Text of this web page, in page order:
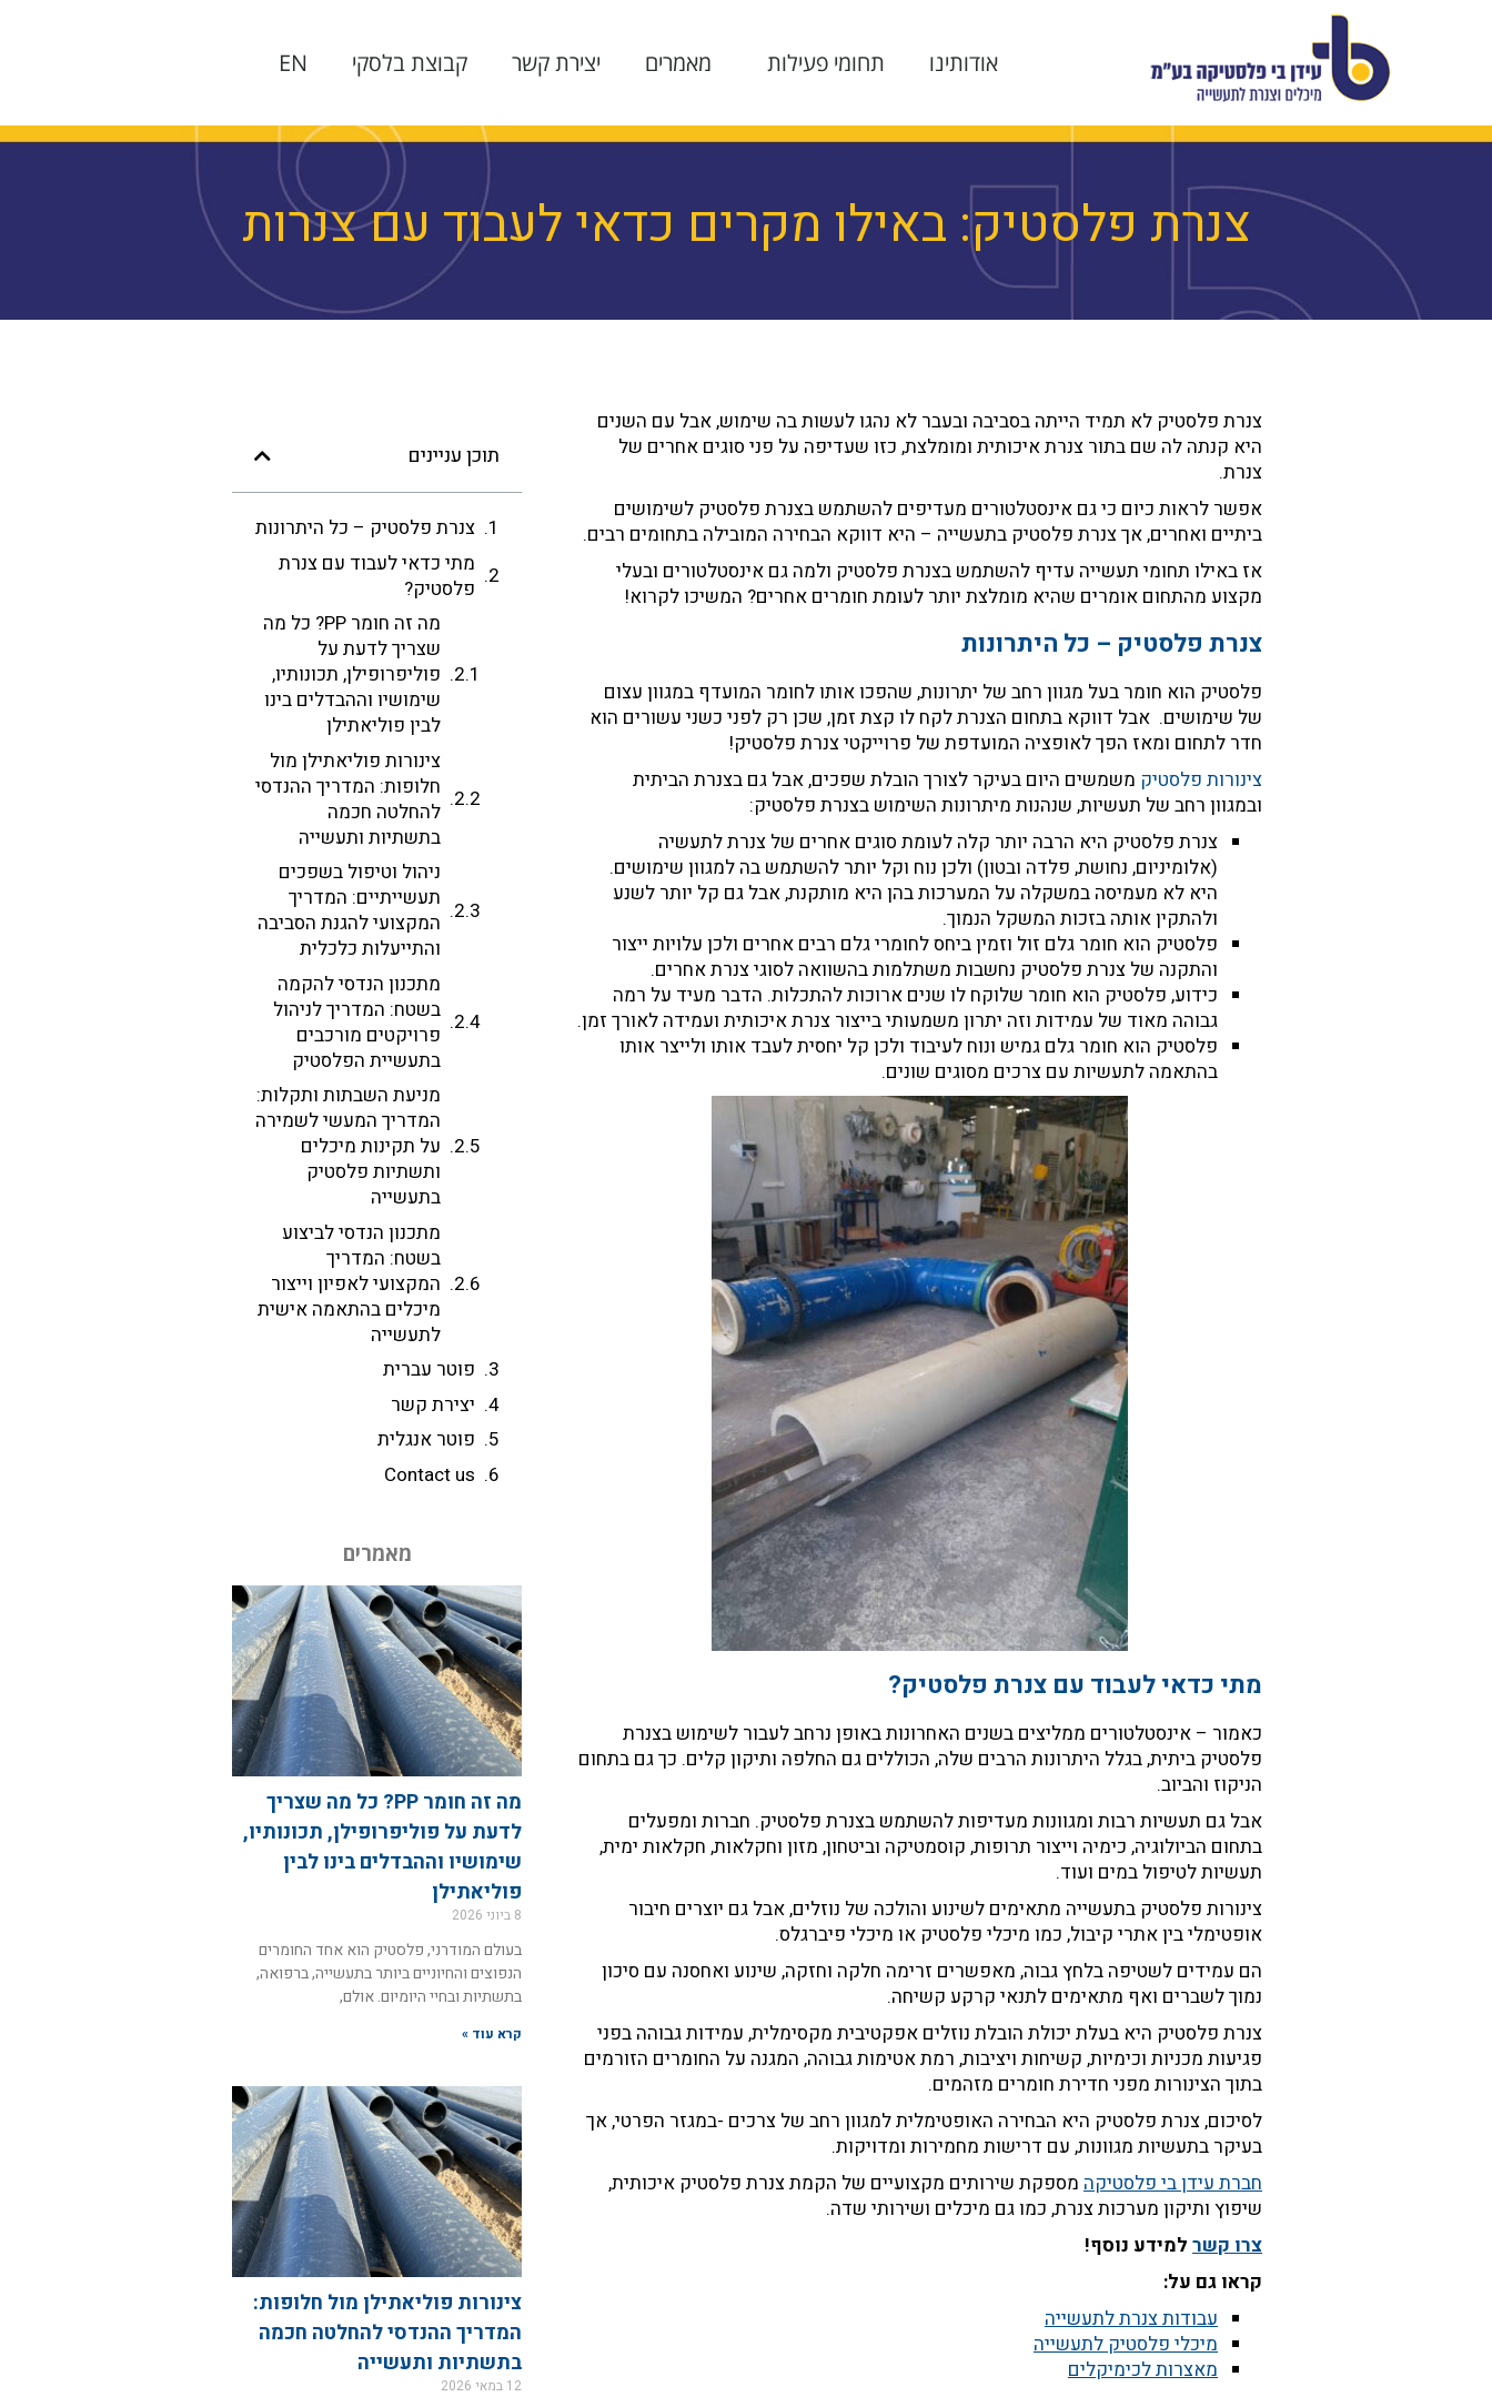
אודותינו תחומי פעילות מאמרים יצירת קשר קבוצת בלסקי EN
צנרת פלסטיק: באילו מקרים כדאי לעבוד עם צנרות
פלסטיק?
צנרת פלסטיק לא תמיד הייתה בסביבה ובעבר לא נהגו לעשות בה שימוש, אבל עם השנים
היא קנתה לה שם בתור צנרת איכותית ומומלצת, כזו שעדיפה על פני סוגים אחרים של
צנרת.
אפשר לראות כיום כי גם אינסטלטורים מעדיפים להשתמש בצנרת פלסטיק לשימושים
ביתיים ואחרים, אך צנרת פלסטיק בתעשייה – היא דווקא הבחירה המובילה בתחומים רבים.
אז באילו תחומי תעשייה עדיף להשתמש בצנרת פלסטיק ולמה גם אינסטלטורים ובעלי
מקצוע מהתחום אומרים שהיא מומלצת יותר לעומת חומרים אחרים? המשיכו לקרוא!
צנרת פלסטיק – כל היתרונות
פלסטיק הוא חומר בעל מגוון רחב של יתרונות, שהפכו אותו לחומר המועדף במגוון עצום
של שימושים. אבל דווקא בתחום הצנרת לקח לו קצת זמן, שכן רק לפני כשני עשורים הוא
חדר לתחום ומאז הפך לאופציה המועדפת של פרוייקטי צנרת פלסטיק!
צינורות פלסטיק משמשים היום בעיקר לצורך הובלת שפכים, אבל גם בצנרת הביתית
ובמגוון רחב של תעשיות, שנהנות מיתרונות השימוש בצנרת פלסטיק:
צנרת פלסטיק היא הרבה יותר קלה לעומת סוגים אחרים של צנרת לתעשיה
(אלומיניום, נחושת, פלדה ובטון) ולכן נוח וקל יותר להשתמש בה למגוון שימושים.
היא לא מעמיסה במשקלה על המערכות בהן היא מותקנת, אבל גם קל יותר לשנע
ולהתקין אותה בזכות המשקל הנמוך.
פלסטיק הוא חומר גלם זול וזמין ביחס לחומרי גלם רבים אחרים ולכן עלויות ייצור
והתקנה של צנרת פלסטיק נחשבות משתלמות בהשוואה לסוגי צנרת אחרים.
כידוע, פלסטיק הוא חומר שלוקח לו שנים ארוכות להתכלות. הדבר מעיד על רמה
גבוהה מאוד של עמידות וזה יתרון משמעותי בייצור צנרת איכותית ועמידה לאורך זמן.
פלסטיק הוא חומר גלם גמיש ונוח לעיבוד ולכן קל יחסית לעבד אותו ולייצר אותו
בהתאמה לתעשיות עם צרכים מסוגים שונים.
מתי כדאי לעבוד עם צנרת פלסטיק?
כאמור – אינסטלטורים ממליצים בשנים האחרונות באופן נרחב לעבור לשימוש בצנרת
פלסטיק ביתית, בגלל היתרונות הרבים שלה, הכוללים גם החלפה ותיקון קלים. כך גם בתחום
הניקוז והביוב.
אבל גם תעשיות רבות ומגוונות מעדיפות להשתמש בצנרת פלסטיק. חברות ומפעלים
בתחום הביולוגיה, כימיה וייצור תרופות, קוסמטיקה וביטחון, מזון וחקלאות, חקלאות ימית,
תעשיות לטיפול במים ועוד.
צינורות פלסטיק בתעשייה מתאימים לשינוע והולכה של נוזלים, אבל גם יוצרים חיבור
אופטימלי בין אתרי קיבול, כמו מיכלי פלסטיק או מיכלי פיברגלס.
הם עמידים לשטיפה בלחץ גבוה, מאפשרים זרימה חלקה וחזקה, שינוע ואחסנה עם סיכון
נמוך לשברים ואף מתאימים לתנאי קרקע קשיחה.
צנרת פלסטיק היא בעלת יכולת הובלת נוזלים אפקטיבית מקסימלית, עמידות גבוהה בפני
פגיעות מכניות וכימיות, קשיחות ויציבות, רמת אטימות גבוהה, המגנה על החומרים הזורמים
בתוך הצינורות מפני חדירת חומרים מזהמים.
לסיכום, צנרת פלסטיק היא הבחירה האופטימלית למגוון רחב של צרכים -במגזר הפרטי, אך
בעיקר בתעשיות מגוונות, עם דרישות מחמירות ומדויקות.
חברת עידן בי פלסטיקה מספקת שירותים מקצועיים של הקמת צנרת פלסטיק איכותית,
שיפוץ ותיקון מערכות צנרת, כמו גם מיכלים ושירותי שדה.
צרו קשר למידע נוסף!
קראו גם על:
עבודות צנרת לתעשייה
מיכלי פלסטיק לתעשייה
מאצרות לכימיקלים
תוכן עניינים
צנרת פלסטיק – כל היתרונות
מתי כדאי לעבוד עם צנרת
פלסטיק?
מה זה חומר PP? כל מה
שצריך לדעת על
פוליפרופילן, תכונותיו,
שימושיו וההבדלים בינו
לבין פוליאתילן
צינורות פוליאתילן מול
חלופות: המדריך ההנדסי
להחלטה חכמה
בתשתיות ותעשייה
ניהול וטיפול בשפכים
תעשייתיים: המדריך
המקצועי להגנת הסביבה
והתייעלות כלכלית
מתכנון הנדסי להקמה
בשטח: המדריך לניהול
פרויקטים מורכבים
בתעשיית הפלסטיק
מניעת השבתות ותקלות:
המדריך המעשי לשמירה
על תקינות מיכלים
ותשתיות פלסטיק
בתעשייה
מתכנון הנדסי לביצוע
בשטח: המדריך
המקצועי לאפיון וייצור
מיכלים בהתאמה אישית
לתעשייה
פוטר עברית
יצירת קשר
פוטר אנגלית
Contact us
מאמרים
מה זה חומר PP? כל מה שצריך
לדעת על פוליפרופילן, תכונותיו,
שימושיו וההבדלים בינו לבין
פוליאתילן
8 ביוני 2026
בעולם המודרני, פלסטיק הוא אחד החומרים
הנפוצים והחיוניים ביותר בתעשייה, ברפואה,
בתשתיות ובחיי היומיום. אולם,
קרא עוד »
צינורות פוליאתילן מול חלופות:
המדריך ההנדסי להחלטה חכמה
בתשתיות ותעשייה
12 במאי 2026